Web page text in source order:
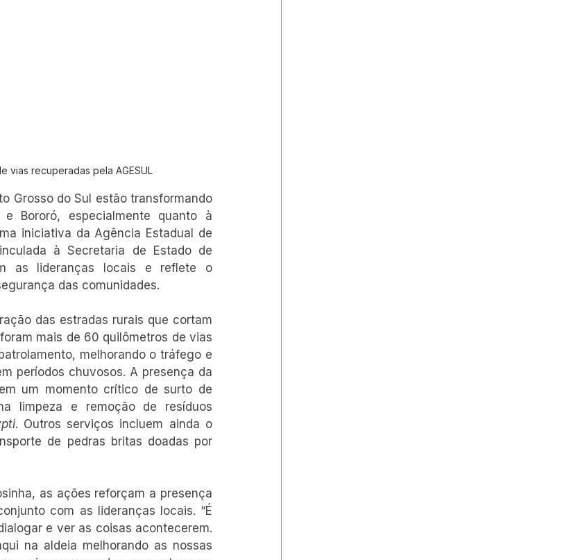
vias recuperadas pela AGESUL
Grosso do Sul estão transformando
Bororó, especialmente quanto à
iniciativa da Agência Estadual de
à Secretaria de Estado de
as lideranças locais e reflete o
das comunidades.
das estradas rurais que cortam
mais de 60 quilômetros de vias
melhorando o tráfego e
períodos chuvosos. A presença da
um momento crítico de surto de
limpeza e remoção de resíduos
. Outros serviços incluem ainda o
de pedras britas doadas por
as ações reforçam a presença
com as lideranças locais. “É
e ver as coisas acontecerem.
na aldeia melhorando as nossas